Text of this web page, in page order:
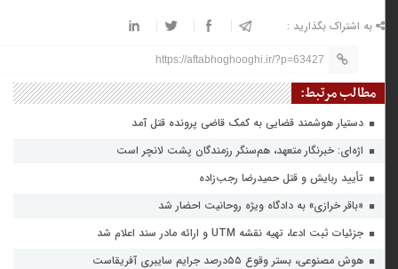
به اشتراک بگذارید :
https://aftabhoghooghi.ir/?p=63427
مطالب مرتبط:
دستیار هوشمند قضایی به کمک قاضی پرونده قتل آمد
اژه‌ای: خبرنگار متعهد، هم‌سنگر رزمندگان پشت لانچر است
تأیید ربایش و قتل حمیدرضا رجب‌زاده
«باقر خرازی» به دادگاه ویژه روحانیت احضار شد
جزئیات ثبت ادعا، تهیه نقشه UTM و ارائه مادر سند اعلام شد
هوش مصنوعی، بستر وقوع ۵۵درصد جرایم سایبری آفریقاست